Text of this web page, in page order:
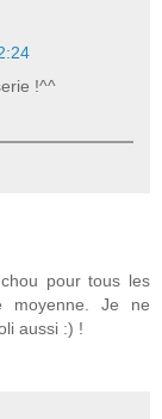
!^^
pour tous les
moyenne. Je ne
aussi :) !